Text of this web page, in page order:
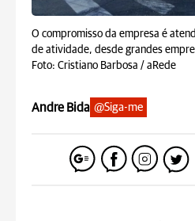
O compromisso da empresa é
de atividade, desde grandes
Foto: Cristiano Barbosa / aRede
Andre Bida @Siga-me